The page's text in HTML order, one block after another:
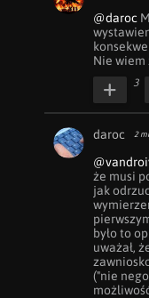
@daroc
Nie wiem
3
daroc 2
że musi
jak
było to
uważał,
("nie